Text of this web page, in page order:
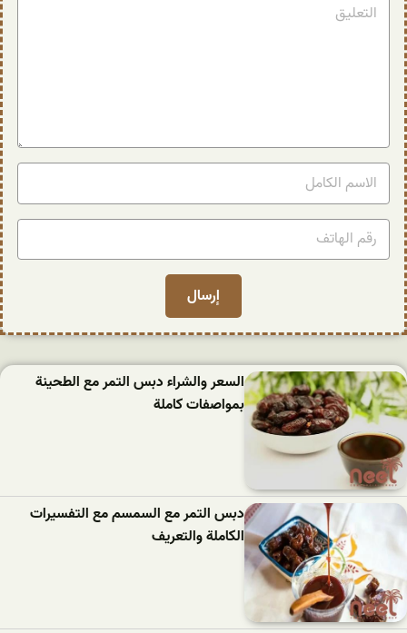
السعر والشراء دبس التمر مع الطحينة
بمواصفات كاملة
دبس التمر مع السمسم مع التفسيرات
الكاملة والتعريف